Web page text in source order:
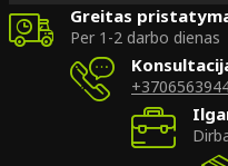
Greitas
Per 1-2 darbo dienas